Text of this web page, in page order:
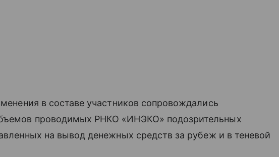
в составе участников сопровождались
проводимых РНКО «ИНЭКО» подозрительных
на вывод денежных средств за рубеж и в теневой